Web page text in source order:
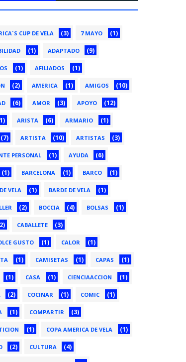
CUP DE VELA (3) 7 MAYO (1)
(1) ADAPTADO (9)
(1) AFILIADOS (1)
(2) AMERICA (1) AMIGOS (10)
(6) AMOR (3) APOYO (12)
ARISTA (6) ARMARIO (1)
(7) ARTISTA (10) ARTISTAS (3)
PERSONAL (1) AYUDA (6)
(1) BARCELONA (1) BARCO (1)
VELA (1) BARDE DE VELA (1)
(2) BOCCIA (4) BOLSAS (1)
CABALLETE (3)
GUSTO (1) CALOR (1)
(1) CAMISETAS (1) CAPAS (1)
(1) CASA (1) CIENCIAACCION (1)
(2) COCINAR (1) COMIC (1)
(1) COMPARTIR (3)
(1) COPA AMERICA DE VELA (1)
(2) CULTURA (4)